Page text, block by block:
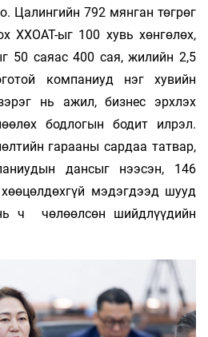
Цалингийн 792 мянган төгрөг
ХХОАТ-ыг 100 хувь хөнгөлөх,
50 саяас 400 сая, жилийн 2,5
компаниуд нэг хувийн
нь ажил, бизнес эрхлэх
бодлогын бодит илрэл.
гарааны сардаа татвар,
дансыг нээсэн, 146
мэдэгдээд шууд
ч чөлөөлсөн шийдлүүдийн